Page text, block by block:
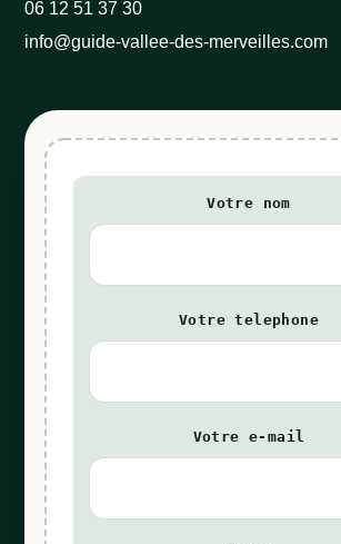
06 12 51 37 30
info@guide-vallee-des-merveilles.com
Votre nom
Votre telephone
Votre e-mail